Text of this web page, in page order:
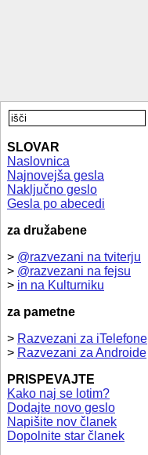
SLOVAR
Naslovnica
Najnovejša gesla
Naključno geslo
Gesla po abecedi
za družabene
> @razvezani na tviterju
> @razvezani na fejsu
> in na Kulturniku
za pametne
> Razvezani za iTelefone
> Razvezani za Androide
PRISPEVAJTE
Kako naj se lotim?
Dodajte novo geslo
Napišite nov članek
Dopolnite star članek